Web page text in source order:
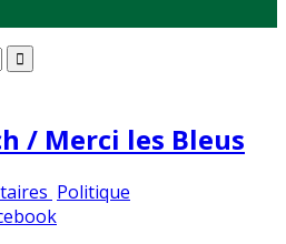
/ Merci les Bleus
sur
Merci
Publié
en
Politique